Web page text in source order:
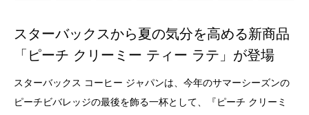
スターバックスから夏の気分を高める新商品
「ピーチ クリーミー ティー ラテ」が登場
スターバックス コーヒー ジャパンは、今年のサマーシーズンの
ピーチビバレッジの最後を飾る一杯として、『ピーチ クリーミ